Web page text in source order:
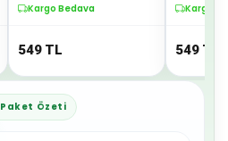
Kargo Bedava
549 TL
Kargo
549 TL
Paket Özeti